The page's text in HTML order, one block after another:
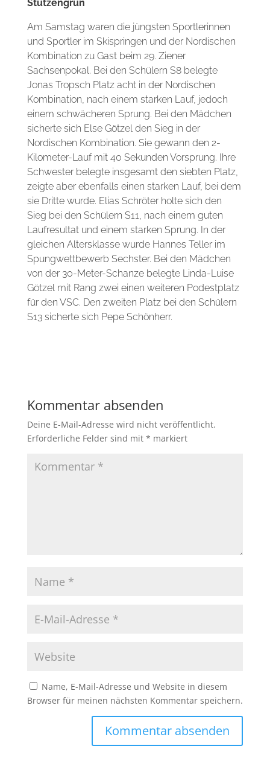
Stützengrün
Am Samstag waren die jüngsten Sportlerinnen
und Sportler im Skispringen und der Nordischen
Kombination zu Gast beim 29. Ziener
Sachsenpokal. Bei den Schülern S8 belegte
Jonas Tropsch Platz acht in der Nordischen
Kombination, nach einem starken Lauf, jedoch
einem schwächeren Sprung. Bei den Mädchen
sicherte sich Else Götzel den Sieg in der
Nordischen Kombination. Sie gewann den 2-
Kilometer-Lauf mit 40 Sekunden Vorsprung. Ihre
Schwester belegte insgesamt den siebten Platz,
zeigte aber ebenfalls einen starken Lauf, bei dem
sie Dritte wurde. Elias Schröter holte sich den
Sieg bei den Schülern S11, nach einem guten
Laufresultat und einem starken Sprung. In der
gleichen Altersklasse wurde Hannes Teller im
Spungwettbewerb Sechster. Bei den Mädchen
von der 30-Meter-Schanze belegte Linda-Luise
Götzel mit Rang zwei einen weiteren Podestplatz
für den VSC. Den zweiten Platz bei den Schülern
S13 sicherte sich Pepe Schönherr.
Kommentar absenden
Deine E-Mail-Adresse wird nicht veröffentlicht.
Erforderliche Felder sind mit * markiert
Name, E-Mail-Adresse und Website in diesem
Browser für meinen nächsten Kommentar speichern.